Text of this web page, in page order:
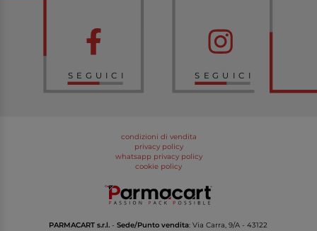
SEGUICI SEGUICI
condizioni di vendita
privacy policy
whatsapp privacy policy
cookie policy
PARMACART s.r.l. -Sede/Punto vendita: Via Carra, 9/A - 43122